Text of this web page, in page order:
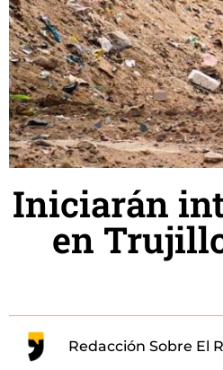
Iniciarán
en
Redacción Sobre El